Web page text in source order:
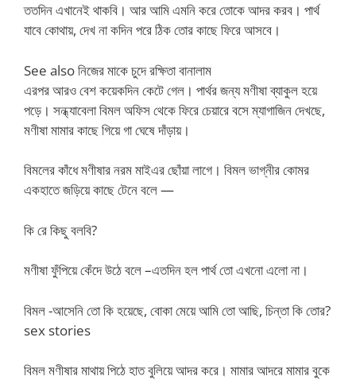
ততদিন এখানেই থাকবি। আর আমি এমনি করে তোকে আদর করব। পার্থ
যাবে কোথায়, দেখ না কদিন পরে ঠিক তোর কাছে ফিরে আসবে।
See also নিজের মাকে চুদে রক্ষিতা বানালাম
এরপর আরও বেশ কয়েকদিন কেটে গেল। পার্থর জন্য মণীষা ব্যাকুল হয়ে
পড়ে। সন্ধ্যাবেলা বিমল অফিস থেকে ফিরে চেয়ারে বসে ম্যাগাজিন দেখছে,
মণীষা মামার কাছে গিয়ে গা ঘেষে দাঁড়ায়।
বিমলের কাঁধে মণীষার নরম মাইএর ছোঁয়া লাগে। বিমল ভাগ্নীর কোমর
একহাতে জড়িয়ে কাছে টেনে বলে —
কি রে কিছু বলবি?
মণীষা ফুঁপিয়ে কেঁদে উঠে বলে –এতদিন হল পার্থ তো এখনো এলো না।
বিমল -আসেনি তো কি হয়েছে, বোকা মেয়ে আমি তো আছি, চিন্তা কি তোর?
sex stories
বিমল মণীষার মাথায় পিঠে হাত বুলিয়ে আদর করে। মামার আদরে মামার বুকে